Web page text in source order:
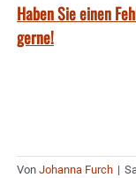
Haben Sie einen
gerne!
Von Johanna Furch |